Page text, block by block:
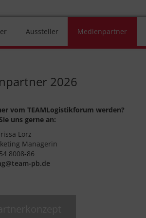
Aussteller Medienpartner
2026
vom TEAMLogistikforum werden?
uns gerne an:
Lorz
Managerin
8008-86
pb.de